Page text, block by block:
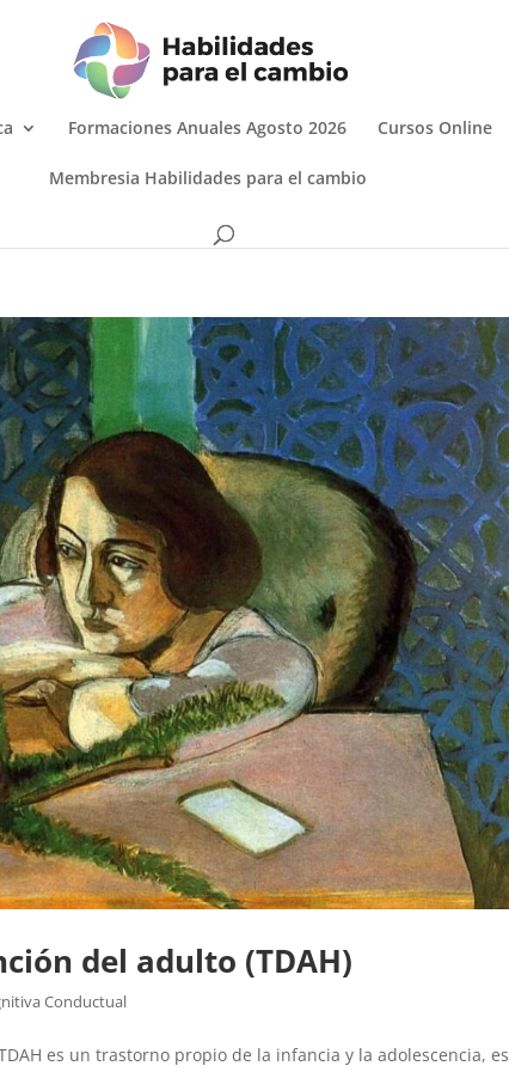
Formaciones Anuales Agosto 2026 Cursos Online
Membresia Habilidades para el cambio
del adulto (TDAH)
Conductual
es un trastorno propio de la infancia y la adolescencia, es